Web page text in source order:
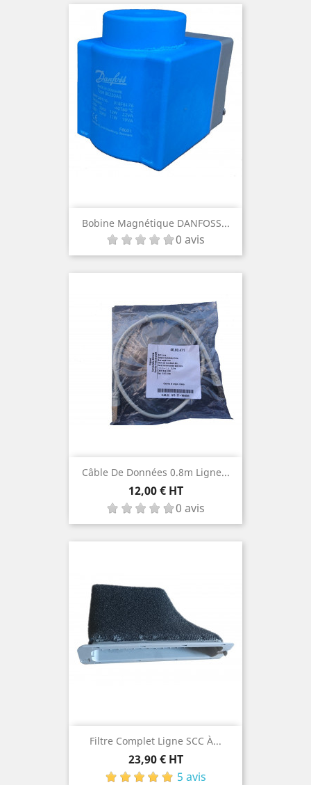
Bobine Magnétique DANFOSS...
0 avis
Câble De Données 0.8m Ligne...
Prix
12,00 € HT
0 avis
Filtre Complet Ligne SCC À...
Prix
23,90 € HT
5 avis